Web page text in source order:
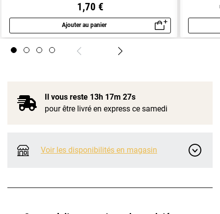
1,70 €
Ajouter au panier
Aperçu rapide
Il vous reste 13h 17m 26s
pour être livré en express ce samedi
Voir les disponibilités en magasin